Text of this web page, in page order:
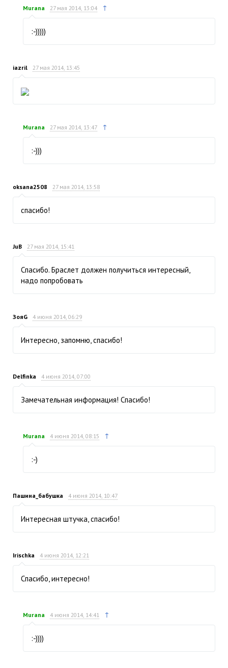
Murana 27 мая 2014, 13:04 ↑
:-)))))
iazril 27 мая 2014, 13:45
Murana 27 мая 2014, 13:47 ↑
:-)))
oksana2508 27 мая 2014, 13:58
спасибо!
JuB 27 мая 2014, 15:41
Спасибо. Браслет должен получиться интересный,
надо попробовать
ЗояG 4 июня 2014, 06:29
Интересно, запомню, спасибо!
Delfinka 4 июня 2014, 07:00
Замечательная информация! Спасибо!
Murana 4 июня 2014, 08:15 ↑
:-)
Пашина_бабушка 4 июня 2014, 10:47
Интересная штучка, спасибо!
Irischka 4 июня 2014, 12:21
Спасибо, интересно!
Murana 4 июня 2014, 14:41 ↑
:-))))